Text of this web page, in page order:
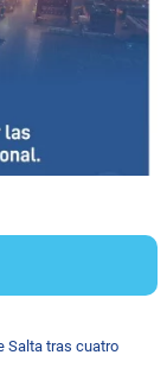
Salta tras cuatro